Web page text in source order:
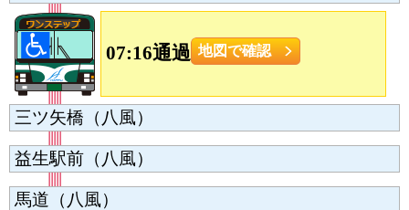
07:16通過 地図で確認
三ツ矢橋（八風）
益生駅前（八風）
馬道（八風）